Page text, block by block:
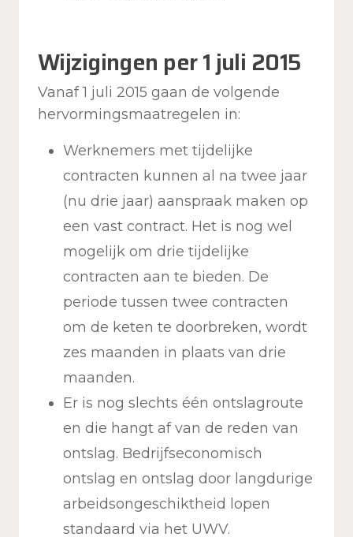
Wijzigingen per 1 juli 2015
Vanaf 1 juli 2015 gaan de volgende
hervormingsmaatregelen in:
Werknemers met tijdelijke
contracten kunnen al na twee jaar
(nu drie jaar) aanspraak maken op
een vast contract. Het is nog wel
mogelijk om drie tijdelijke
contracten aan te bieden. De
periode tussen twee contracten
om de keten te doorbreken, wordt
zes maanden in plaats van drie
maanden.
Er is nog slechts één ontslagroute
en die hangt af van de reden van
ontslag. Bedrijfseconomisch
ontslag en ontslag door langdurige
arbeidsongeschiktheid lopen
standaard via het UWV.